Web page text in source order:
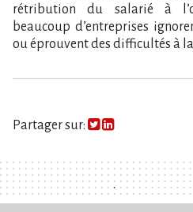
rétribution du salarié à
beaucoup d’entreprises
ou éprouvent des difficultés à
Partager sur: